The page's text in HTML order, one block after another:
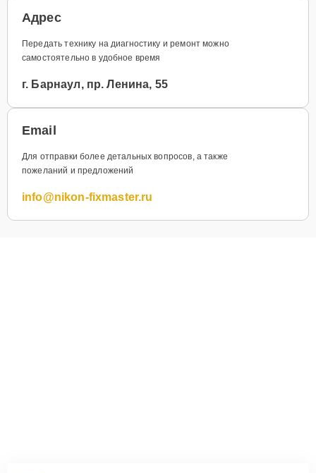
Адрес
Передать технику на диагностику и ремонт можно
самостоятельно в удобное время
г. Барнаул, пр. Ленина, 55
Email
Для отправки более детальных вопросов, а также
пожеланий и предложений
info@nikon-fixmaster.ru